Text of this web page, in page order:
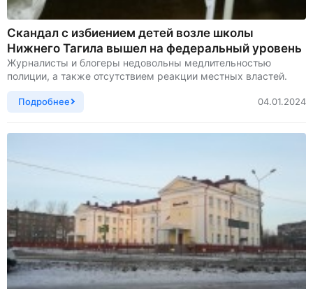
Скандал с избиением детей возле школы
Нижнего Тагила вышел на федеральный уровень
Журналисты и блогеры недовольны медлительностью
полиции, а также отсутствием реакции местных властей.
Подробнее 04.01.2024